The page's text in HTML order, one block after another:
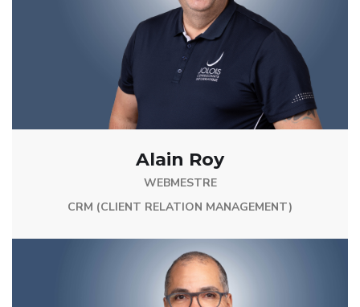
Alain Roy
WEBMESTRE
CRM (CLIENT RELATION MANAGEMENT)